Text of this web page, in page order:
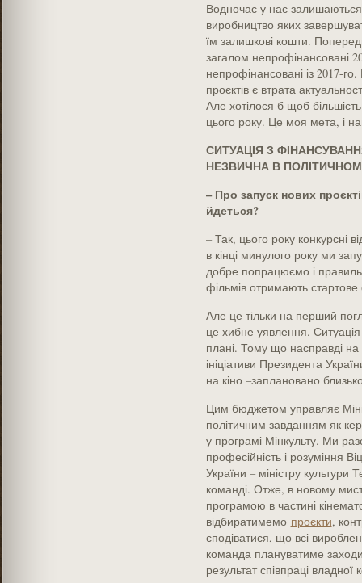
Водночас у нас
виробництво яких
їм залишкові кошти.
загалом непрофінансовані
непрофінансовані із 2017-
проєктів є втрата
Але хотілося б щоб
цього року. Це моя мета, і
СИТУАЦІЯ З
НЕЗВИЧНА В
– Про запуск нових
йдеться?
– Так, цього року конкурсні
в кінці минулого року ми
добре попрацюємо і
фільмів отримають стартове
Але це тільки на перший
це хибне уявлення.
плані. Тому що насправді на
ініціативи Президента
на кіно –заплановано
Цим бюджетом управляє
політичним завданням як
у програмі Мінкульту. Ми
професійність і розуміння
України – міністру культури
команді. Отже, в новому
програмою в частині
відбиратимемо проєкти,
сподіватися, що всі
команда плануватиме
результат співпраці владної